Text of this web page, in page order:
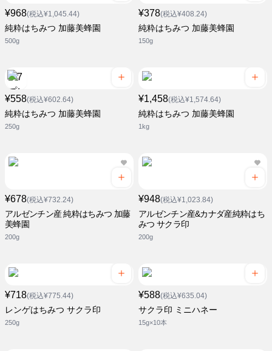
¥968(税込¥1,045.44)
純粋はちみつ 加藤美蜂園
500g
¥378(税込¥408.24)
純粋はちみつ 加藤美蜂園
150g
¥558(税込¥602.64)
純粋はちみつ 加藤美蜂園
250g
¥1,458(税込¥1,574.64)
純粋はちみつ 加藤美蜂園
1kg
¥678(税込¥732.24)
アルゼンチン産 純粋はちみつ 加藤
美蜂園
200g
¥948(税込¥1,023.84)
アルゼンチン産&カナダ産純粋はち
みつ サクラ印
200g
¥718(税込¥775.44)
レンゲはちみつ サクラ印
250g
¥588(税込¥635.04)
サクラ印 ミニハネー
15g×10本